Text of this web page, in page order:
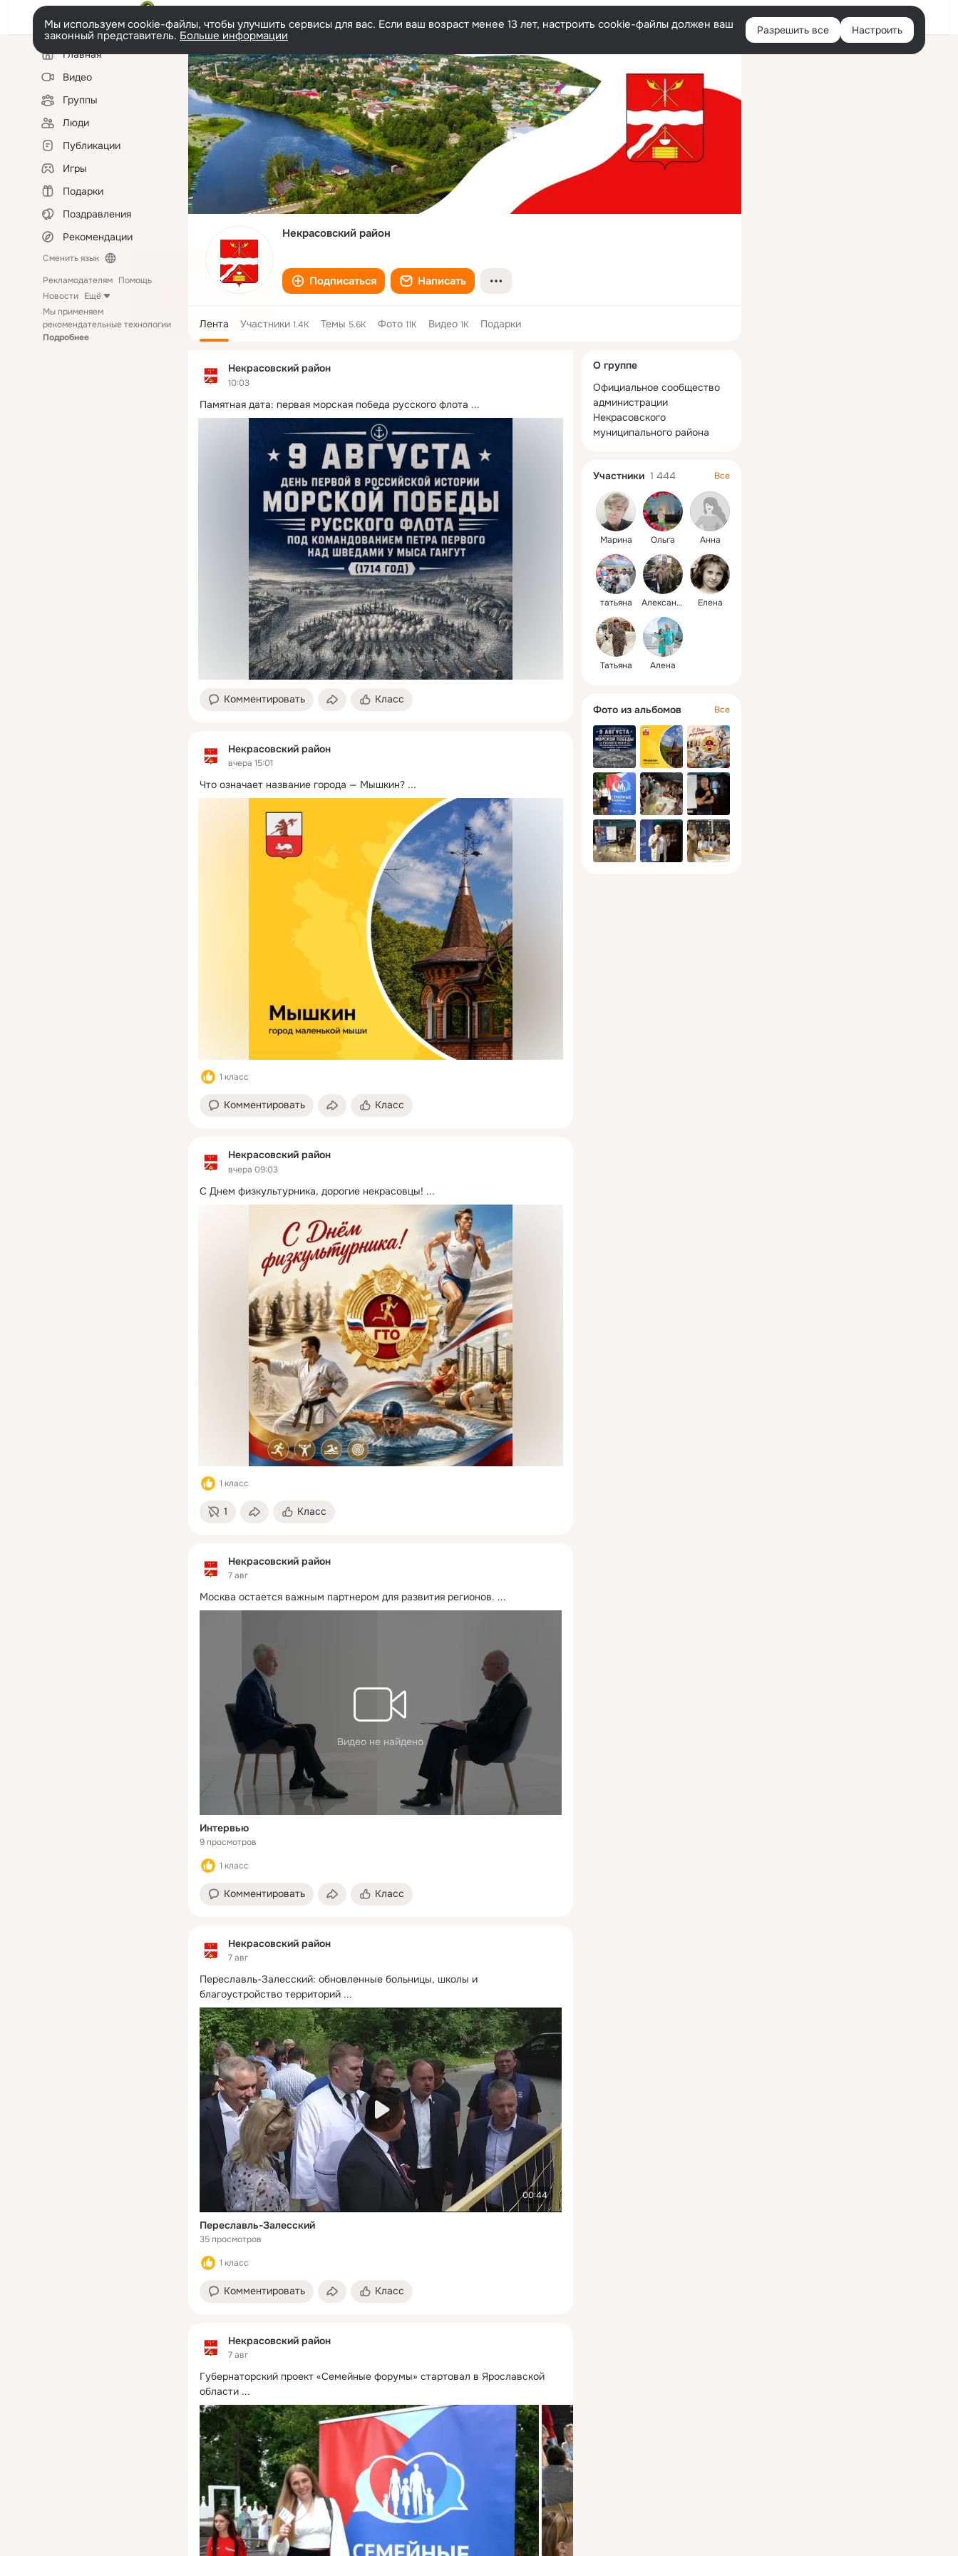
Войти
Мы используем cookie-файлы, чтобы улучшить сервисы для вас. Если ваш возраст менее 13 лет, настроить cookie-файлы должен ваш
законный представитель. Больше информации Разрешить все Настроить
Левая
колонкаГлавная
Видео
Группы
Люди
Публикации
Игры
Подарки
Поздравления
Рекомендации
Сменить язык
Рекламодателям Помощь
Новости Ещё
Мы применяем
рекомендательные технологии
Подробнее
Некрасовский район
Подписаться Написать
Лента Участники 1.4K Темы 5.6K Фото 11K Видео 1K Подарки
Некрасовский район
10:03
Памятная дата: первая морская победа русского флота ...
Комментировать Класс
Некрасовский район
вчера 15:01
Что означает название города — Мышкин? ...
1 класс
Комментировать Класс
Некрасовский район
вчера 09:03
С Днем физкультурника, дорогие некрасовцы! ...
1 класс
1 Класс
Некрасовский район
7 авг
Москва остается важным партнером для развития регионов. ...
Видео не найдено
Интервью
9 просмотров
1 класс
Комментировать Класс
Некрасовский район
7 авг
Переславль-Залесский: обновленные больницы, школы и
благоустройство территорий ...
00:44
Переславль-Залесский
35 просмотров
1 класс
Комментировать Класс
Некрасовский район
7 авг
Губернаторский проект «Семейные форумы» стартовал в Ярославской
области ...
колонка
О группе
Официальное сообщество
администрации
Некрасовского
муниципального района
Участники 1 444 Все
Марина Ольга Анна
татьяна Александр Елена
Татьяна Алена
Фото из альбомов Все